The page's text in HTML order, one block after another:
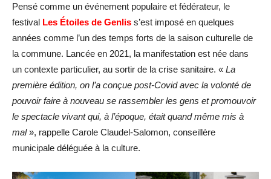
Pensé comme un événement populaire et fédérateur, le
festival Les Étoiles de Genlis s’est imposé en quelques
années comme l’un des temps forts de la saison culturelle de
la commune. Lancée en 2021, la manifestation est née dans
un contexte particulier, au sortir de la crise sanitaire. « La
première édition, on l’a conçue post-Covid avec la volonté de
pouvoir faire à nouveau se rassembler les gens et promouvoir
le spectacle vivant qui, à l’époque, était quand même mis à
mal», rappelle Carole Claudel-Salomon, conseillère
municipale déléguée à la culture.